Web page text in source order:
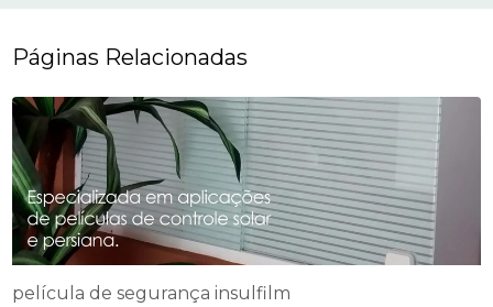
Páginas Relacionadas
película de segurança insulfilm